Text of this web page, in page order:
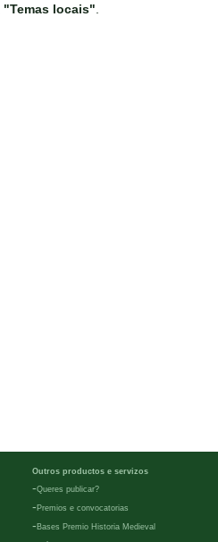
"Temas locais"
Outros productos e servizos
-Queres publicar?
- Premios e convocatorias
- Bases Premio Historia Medieval